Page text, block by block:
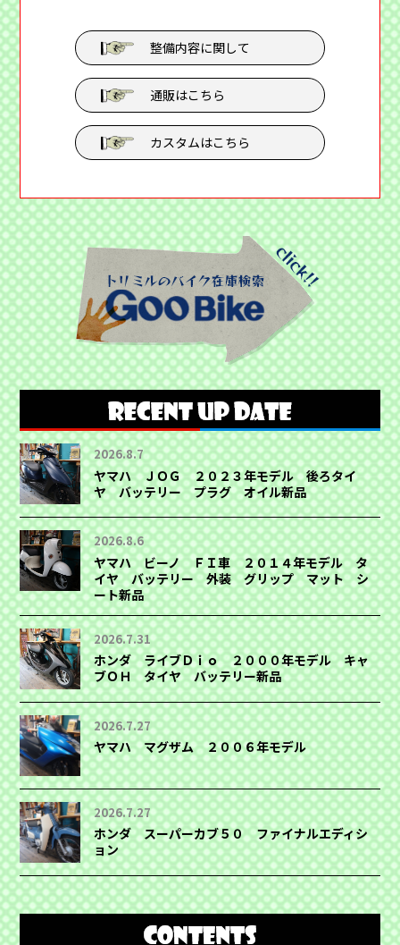
整備内容に関して
通販はこちら
カスタムはこちら
2026.8.7
ヤマハ ＪＯＧ ２０２３年モデル 後ろタイ
ヤ バッテリー プラグ オイル新品
2026.8.6
ヤマハ ビーノ ＦＩ車 ２０１４年モデル タ
イヤ バッテリー 外装 グリップ マット シ
ート新品
2026.7.31
ホンダ ライブＤｉｏ ２０００年モデル キャ
ブＯＨ タイヤ バッテリー新品
2026.7.27
ヤマハ マグザム ２００６年モデル
2026.7.27
ホンダ スーパーカブ５０ ファイナルエディシ
ョン